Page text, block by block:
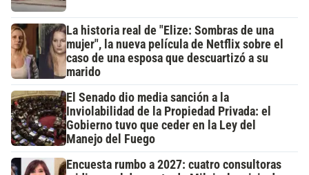
La historia real de "Elize: Sombras de una
mujer", la nueva película de Netflix sobre el
caso de una esposa que descuartizó a su
marido
El Senado dio media sanción a la
Inviolabilidad de la Propiedad Privada: el
Gobierno tuvo que ceder en la Ley del
Manejo del Fuego
Encuesta rumbo a 2027: cuatro consultoras